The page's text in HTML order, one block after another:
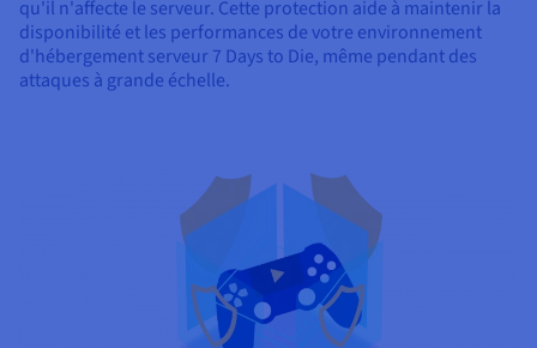
qu'il n'affecte le serveur. Cette protection aide à maintenir la
disponibilité et les performances de votre environnement
d'hébergement serveur 7 Days to Die, même pendant des
attaques à grande échelle.